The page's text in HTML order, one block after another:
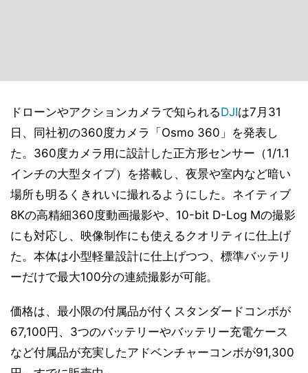
ドローンやアクションカメラで知られるDJIは7月31
日、同社初の360度カメラ「Osmo 360」を発表し
た。360度カメラ用に設計した正方形センサー（1/1.1
インチの大型タイプ）を搭載し、夜景や室内など暗い
場所も明るくきれいに撮れるようにした。ネイティブ
8Kの高精細360度動画撮影や、10-bit D-Log Mの撮影
にも対応し、映像制作にも使えるクオリティに仕上げ
た。本体は小型軽量設計に仕上げつつ、標準バッテリ
ーだけで最大100分の連続撮影が可能。
価格は、最小限の付属品が付くスタンダードコンボが
67,100円、3つのバッテリーやバッテリー充電ケース
など付属品が充実したアドベンチャーコンボが91,300